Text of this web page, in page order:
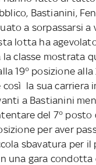
Bastianini,
a sorpassarsi a
lotta ha
classe mostrata
19° posizione alla
così la sua carriera
a Bastianini
del 7° posto
per aver
sbavatura per il
una gara condotta